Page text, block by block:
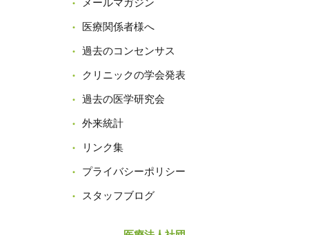
メールマガジン
医療関係者様へ
過去のコンセンサス
クリニックの学会発表
過去の医学研究会
外来統計
リンク集
プライバシーポリシー
スタッフブログ